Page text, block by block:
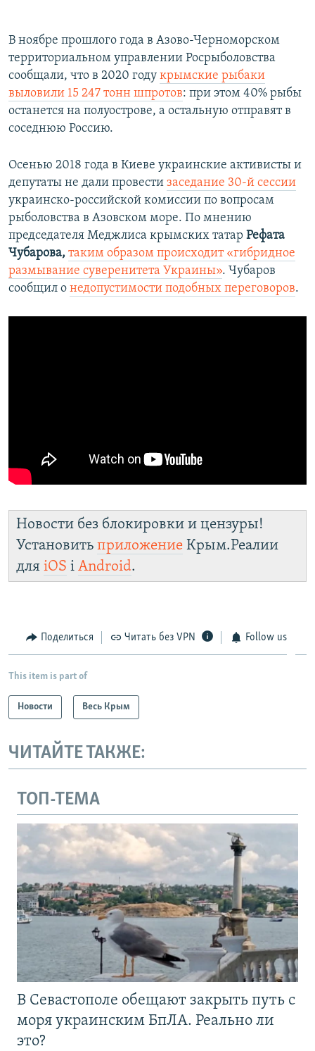
В ноябре прошлого года в Азово-Черноморском
территориальном управлении Росрыболовства
сообщали, что в 2020 году крымские рыбаки
выловили 15 247 тонн шпротов: при этом 40% рыбы
останется на полуострове, а остальную отправят в
соседнюю Россию.
Осенью 2018 года в Киеве украинские активисты и
депутаты не дали провести заседание 30-й сессии
украинско-российской комиссии по вопросам
рыболовства в Азовском море. По мнению
председателя Меджлиса крымских татар Рефата
Чубарова, таким образом происходит «гибридное
размывание суверенитета Украины». Чубаров
сообщил о недопустимости подобных переговоров.
Новости без блокировки и цензуры!
Установить приложение Крым.Реалии
для iOS і Android.
Поделиться Читать без VPN Follow us
This item is part of
Новости Весь Крым
ЧИТАЙТЕ ТАКЖЕ:
ТОП-ТЕМА
В Севастополе обещают закрыть путь с
моря украинским БпЛА. Реально ли
это?